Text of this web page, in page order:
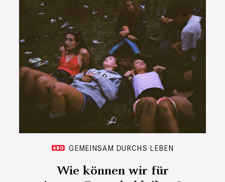
GEMEINSAM DURCHS LEBEN
Wie können wir für